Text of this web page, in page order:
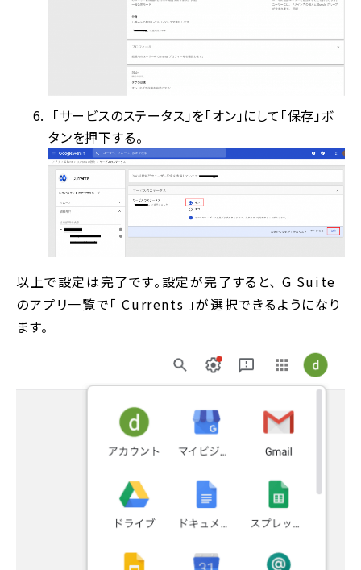
「サービスのステータス」を「オン」にして「保存」ボ
タンを押下する。
以上で設定は完了です。設定が完了すると、 G Suite
のアプリ一覧で「 Currents 」が選択できるようになり
ます。